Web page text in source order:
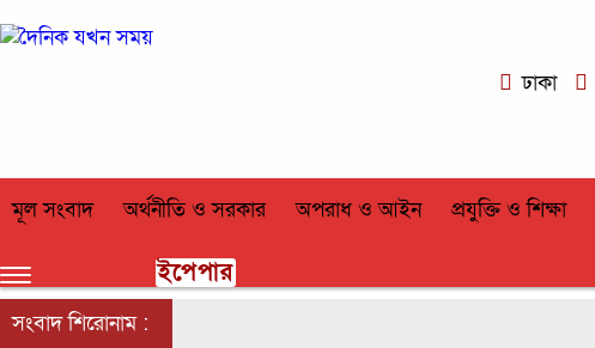
ঢাকা
মূল সংবাদ অর্থনীতি ও সরকার অপরাধ ও আইন প্রযুক্তি ও শিক্ষা
ইপেপার
সংবাদ শিরোনাম :